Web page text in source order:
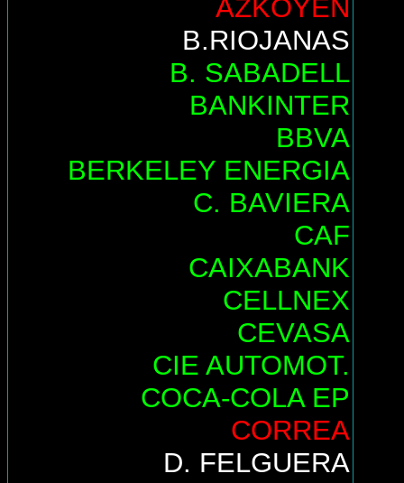
AZKOYEN
B.RIOJANAS
B. SABADELL
BANKINTER
BBVA
BERKELEY ENERGIA
C. BAVIERA
CAF
CAIXABANK
CELLNEX
CEVASA
CIE AUTOMOT.
COCA-COLA EP
CORREA
D. FELGUERA